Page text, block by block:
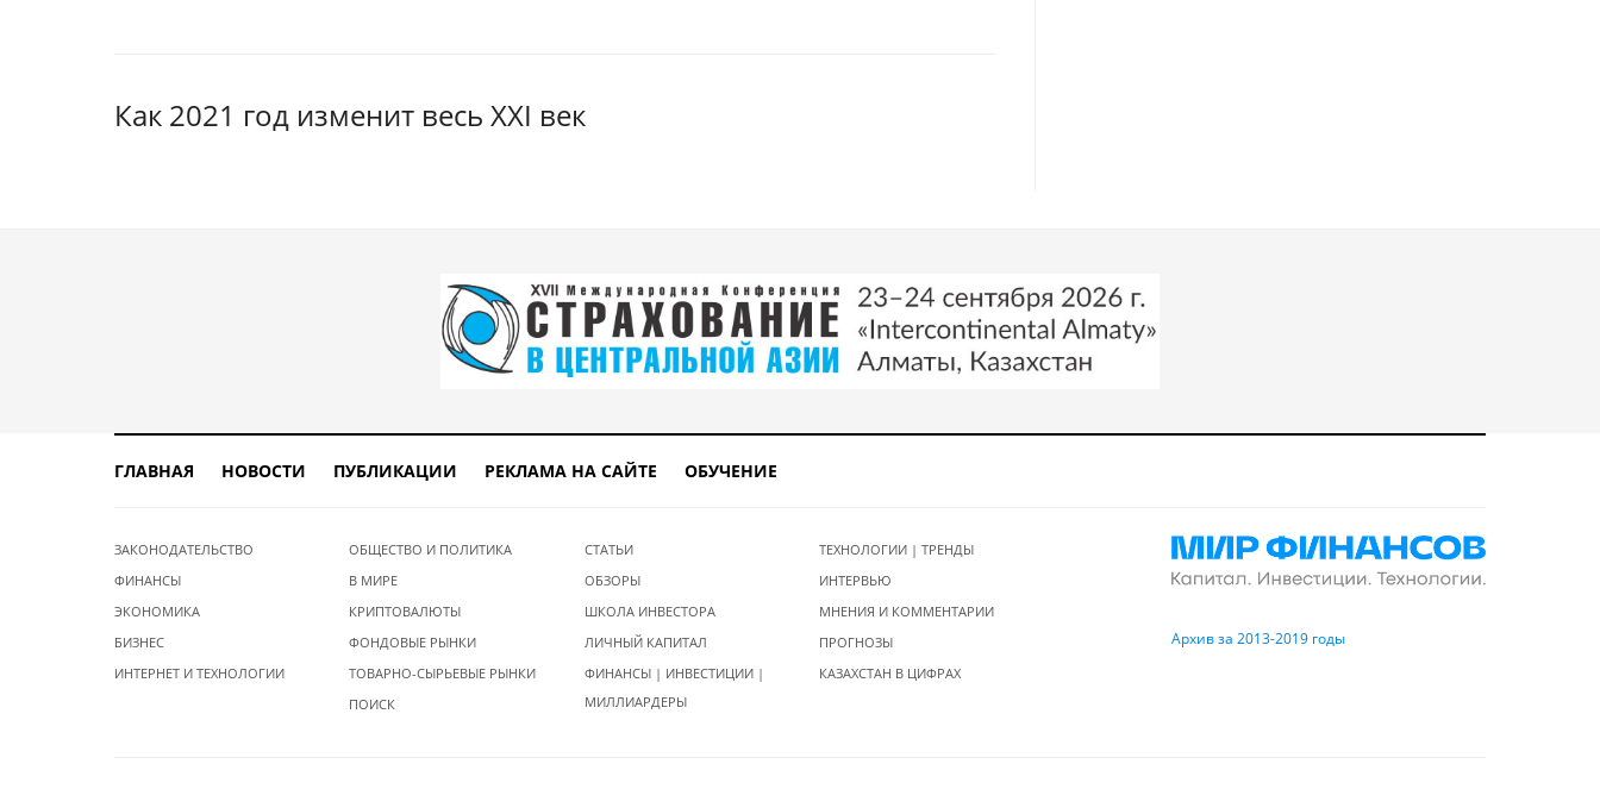
Как 2021 год изменит весь XXI век
ГЛАВНАЯ НОВОСТИ ПУБЛИКАЦИИ РЕКЛАМА НА САЙТЕ ОБУЧЕНИЕ
ЗАКОНОДАТЕЛЬСТВО
ФИНАНСЫ
ЭКОНОМИКА
БИЗНЕС
ИНТЕРНЕТ И ТЕХНОЛОГИИ
ОБЩЕСТВО И ПОЛИТИКА
В МИРЕ
КРИПТОВАЛЮТЫ
ФОНДОВЫЕ РЫНКИ
ТОВАРНО-СЫРЬЕВЫЕ РЫНКИ
ПОИСК
СТАТЬИ
ОБЗОРЫ
ШКОЛА ИНВЕСТОРА
ЛИЧНЫЙ КАПИТАЛ
ФИНАНСЫ | ИНВЕСТИЦИИ |
МИЛЛИАРДЕРЫ
ТЕХНОЛОГИИ | ТРЕНДЫ
ИНТЕРВЬЮ
МНЕНИЯ И КОММЕНТАРИИ
ПРОГНОЗЫ
КАЗАХСТАН В ЦИФРАХ
Архив за 2013-2019 годы